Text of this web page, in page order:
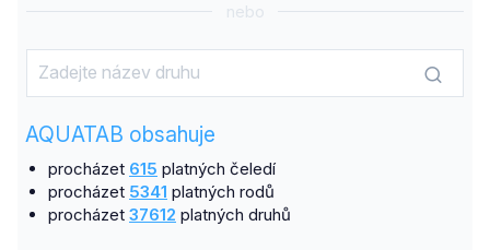
nebo
AQUATAB obsahuje
procházet 615 platných čeledí
procházet 5341 platných rodů
procházet 37612 platných druhů